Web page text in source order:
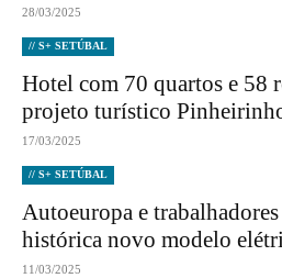
28/03/2025
// S+ SETÚBAL
Hotel com 70 quartos e 58
projeto turístico
17/03/2025
// S+ SETÚBAL
Autoeuropa e
histórica novo modelo
11/03/2025